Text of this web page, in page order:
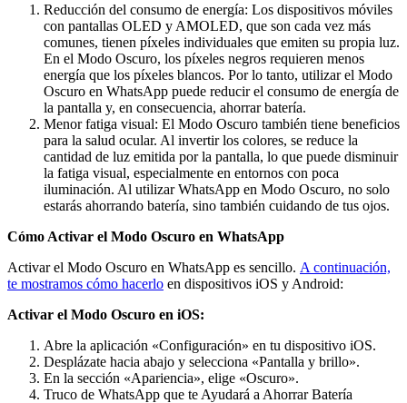
Reducción del consumo de energía: Los dispositivos móviles
con pantallas OLED y AMOLED, que son cada vez más
comunes, tienen píxeles individuales que emiten su propia luz.
En el Modo Oscuro, los píxeles negros requieren menos
energía que los píxeles blancos. Por lo tanto, utilizar el Modo
Oscuro en WhatsApp puede reducir el consumo de energía de
la pantalla y, en consecuencia, ahorrar batería.
Menor fatiga visual: El Modo Oscuro también tiene beneficios
para la salud ocular. Al invertir los colores, se reduce la
cantidad de luz emitida por la pantalla, lo que puede disminuir
la fatiga visual, especialmente en entornos con poca
iluminación. Al utilizar WhatsApp en Modo Oscuro, no solo
estarás ahorrando batería, sino también cuidando de tus ojos.
Cómo Activar el Modo Oscuro en WhatsApp
Activar el Modo Oscuro en WhatsApp es sencillo. A continuación,
te mostramos cómo hacerlo en dispositivos iOS y Android:
Activar el Modo Oscuro en iOS:
Abre la aplicación «Configuración» en tu dispositivo iOS.
Desplázate hacia abajo y selecciona «Pantalla y brillo».
En la sección «Apariencia», elige «Oscuro».
Truco de WhatsApp que te Ayudará a Ahorrar Batería